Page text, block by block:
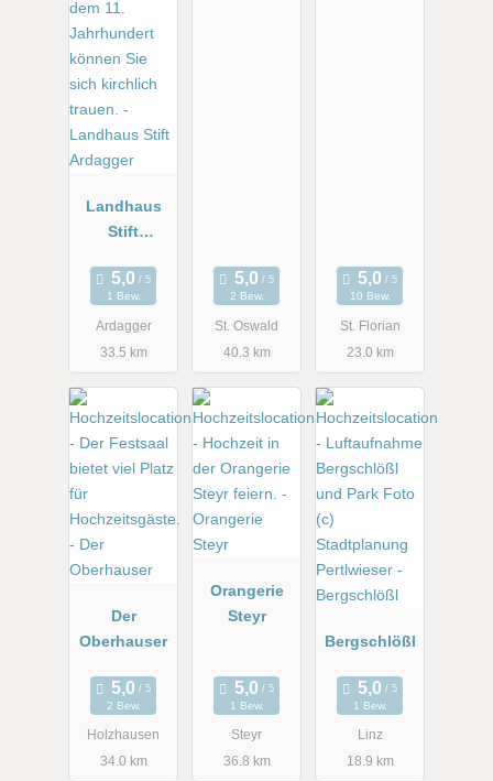
Landhaus
Stift
1 Bew.
Ardagger
33.5 km
2 Bew.
St. Oswald
40.3 km
10 Bew.
St. Florian
23.0 km
Der
Oberhauser
2 Bew.
Holzhausen
34.0 km
Orangerie
Steyr
1 Bew.
Steyr
36.8 km
Bergschlößl
1 Bew.
Linz
18.9 km